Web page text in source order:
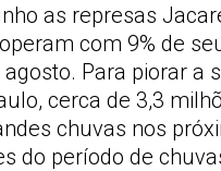
as represas
com 9% de
Para piorar
cerca de 3,3
chuvas nos
do período de